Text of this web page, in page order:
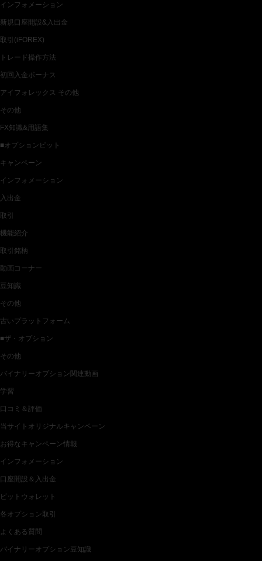
インフォメーション
新規口座開設&入出金
取引(iFOREX)
トレード操作方法
初回入金ボーナス
アイフォレックス その他
その他
FX知識&用語集
■オプションビット
キャンペーン
インフォメーション
入出金
取引
機能紹介
取引銘柄
動画コーナー
豆知識
その他
古いプラットフォーム
■ザ・オプション
その他
バイナリーオプション関連動画
学習
口コミ＆評価
当サイトオリジナルキャンペーン
お得なキャンペーン情報
インフォメーション
口座開設＆入出金
ビットウォレット
各オプション取引
よくある質問
バイナリーオプション豆知識